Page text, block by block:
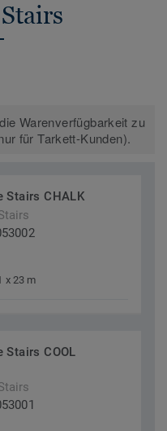
Warenverfügbarkeit zu
für Tarkett-Kunden).
Stairs CHALK
x 23 m
Stairs COOL